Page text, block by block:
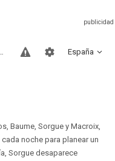
España
Baume, Sorgue y Macroix,
noche para planear un
Sorgue desaparece